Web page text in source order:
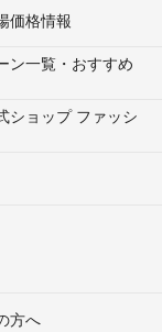
価格情報
ン一覧・おすすめ
ショップ ファッシ
方へ